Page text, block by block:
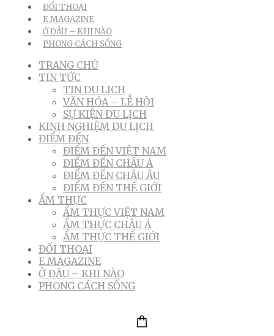
ĐỐI THOẠI
E.MAGAZINE
Ở ĐÂU – KHI NÀO
PHONG CÁCH SỐNG
TRANG CHỦ
TIN TỨC
TIN DU LỊCH
VĂN HÓA – LỄ HỘI
SỰ KIỆN DU LỊCH
KINH NGHIỆM DU LỊCH
ĐIỂM ĐẾN
ĐIỂM ĐẾN VIỆT NAM
ĐIỂM ĐẾN CHÂU Á
ĐIỂM ĐẾN CHÂU ÂU
ĐIỂM ĐẾN THẾ GIỚI
ẨM THỰC
ẨM THỰC VIỆT NAM
ẨM THỰC CHÂU Á
ẨM THỰC THẾ GIỚI
ĐỐI THOẠI
E.MAGAZINE
Ở ĐÂU – KHI NÀO
PHONG CÁCH SỐNG